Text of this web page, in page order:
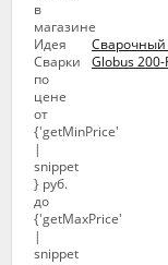
Сварочный
Globus 200-